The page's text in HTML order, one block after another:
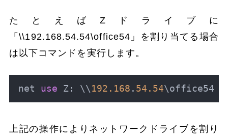
たとえばZドライブに
「\\192.168.54.54\office54」を割り当てる場合
は以下コマンドを実行します。
net use Z: \\ 192.168 . 54.54\office54
上記の操作によりネットワークドライブを割り